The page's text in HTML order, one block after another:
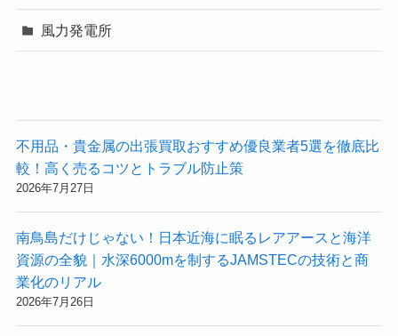
風力発電所
不用品・貴金属の出張買取おすすめ優良業者5選を徹底比
較！高く売るコツとトラブル防止策
2026年7月27日
南鳥島だけじゃない！日本近海に眠るレアアースと海洋
資源の全貌｜水深6000mを制するJAMSTECの技術と商
業化のリアル
2026年7月26日